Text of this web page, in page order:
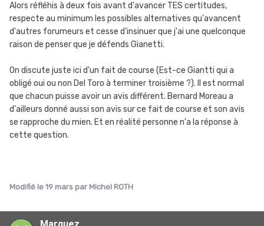
coureur
4
. Parmi les victoires obtenues en tant que
manager général, il y a plusieurs étapes dans les
plus grandes courses par étapes (notamment
classement général du Tour d'Espagne
2011 avec Juan José Cobo, avant son
déclassement pour dopageplusieurs années plus
Alors réfléhis à deux fois avant d'avancer TES certitudes,
respecte au minimum les possibles alternatives qu'avancent
d'autres forumeurs et cesse d'insinuer que j'ai une quelconque
raison de penser que je défends Gianetti.
On discute juste ici d'un fait de course (Est-ce Giantti qui a
obligé oui ou non Del Toro à terminer troisième ?). Il est normal
que chacun puisse avoir un avis différent. Bernard Moreau a
d'ailleurs donné aussi son avis sur ce fait de course et son avis
se rapproche du mien. Et en réalité personne n'a la réponse à
cette question.
Modifié le 19 mars par Michel ROTH